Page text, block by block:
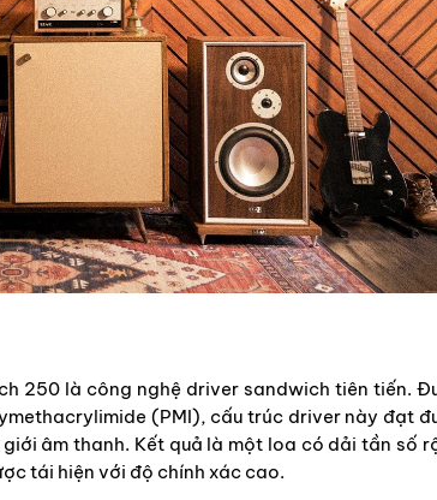
250 là công nghệ driver sandwich tiên tiến.
(PMI), cấu trúc driver này đạt
âm thanh. Kết quả là một loa có dải tần số
tái hiện với độ chính xác cao.